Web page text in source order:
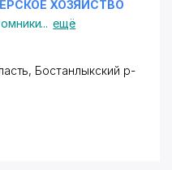
ХОЗЯЙСТВО
... ещё
Бостанлыкский р-